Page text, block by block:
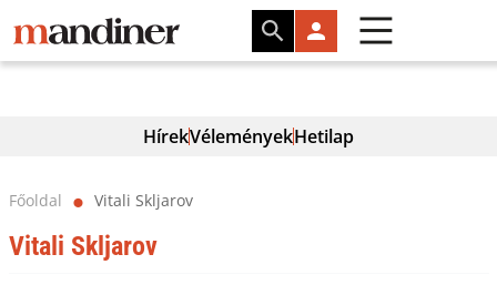
HírekVéleményekHetilap
Főoldal ⬤ Vitali Skljarov
Vitali Skljarov